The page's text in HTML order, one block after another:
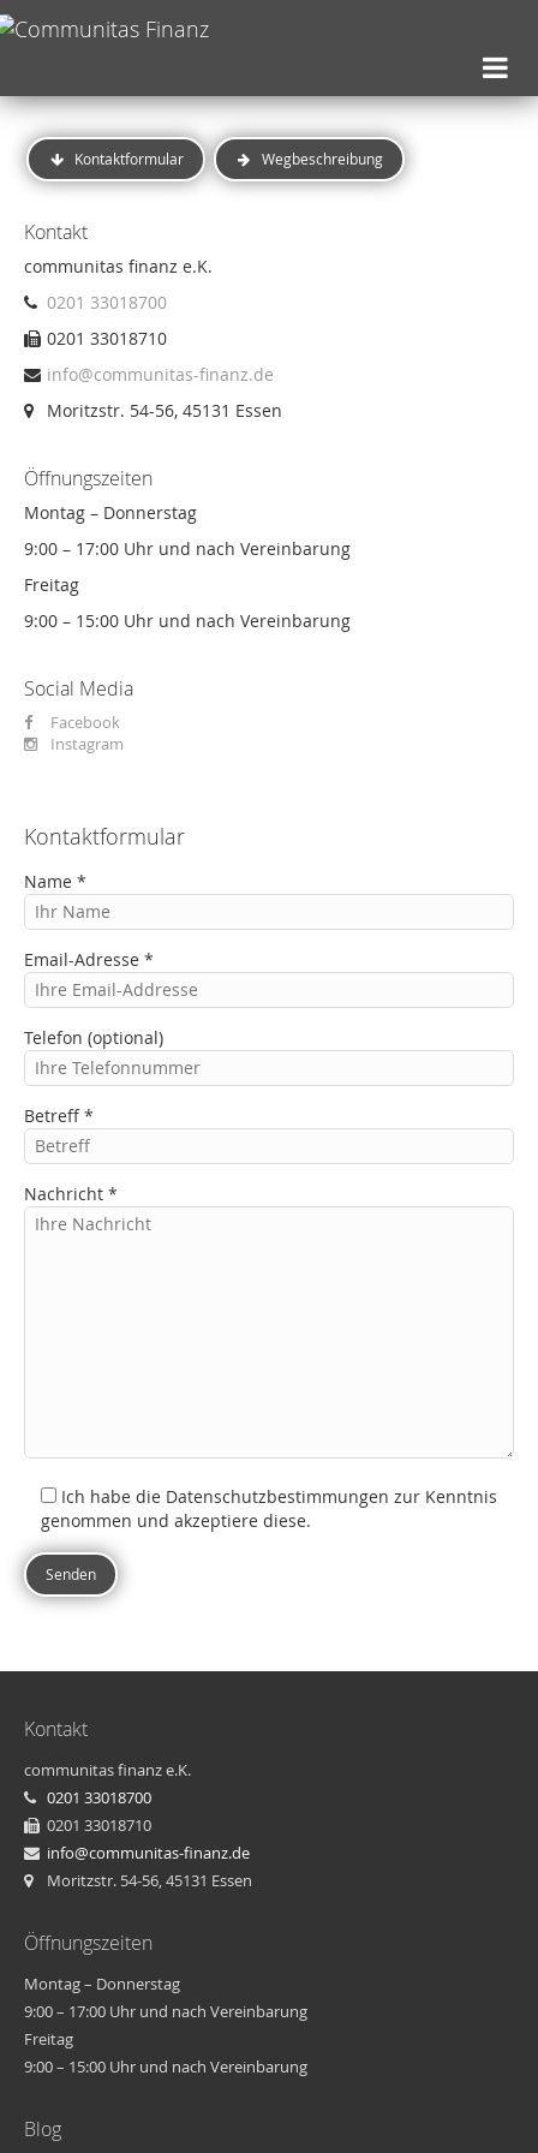
Kontaktformular Wegbeschreibung
Kontakt
communitas finanz e.K.
0201 33018700
0201 33018710
info@communitas-finanz.de
Moritzstr. 54-56, 45131 Essen
Öffnungszeiten
Montag – Donnerstag
9:00 – 17:00 Uhr und nach Vereinbarung
Freitag
9:00 – 15:00 Uhr und nach Vereinbarung
Social Media
Facebook
Instagram
Kontaktformular
Name *
Email-Adresse *
Telefon (optional)
Betreff *
Nachricht *
Ich habe die Datenschutzbestimmungen zur Kenntnis
genommen und akzeptiere diese.
Kontakt
communitas finanz e.K.
0201 33018700
0201 33018710
info@communitas-finanz.de
Moritzstr. 54-56, 45131 Essen
Öffnungszeiten
Montag – Donnerstag
9:00 – 17:00 Uhr und nach Vereinbarung
Freitag
9:00 – 15:00 Uhr und nach Vereinbarung
Blog